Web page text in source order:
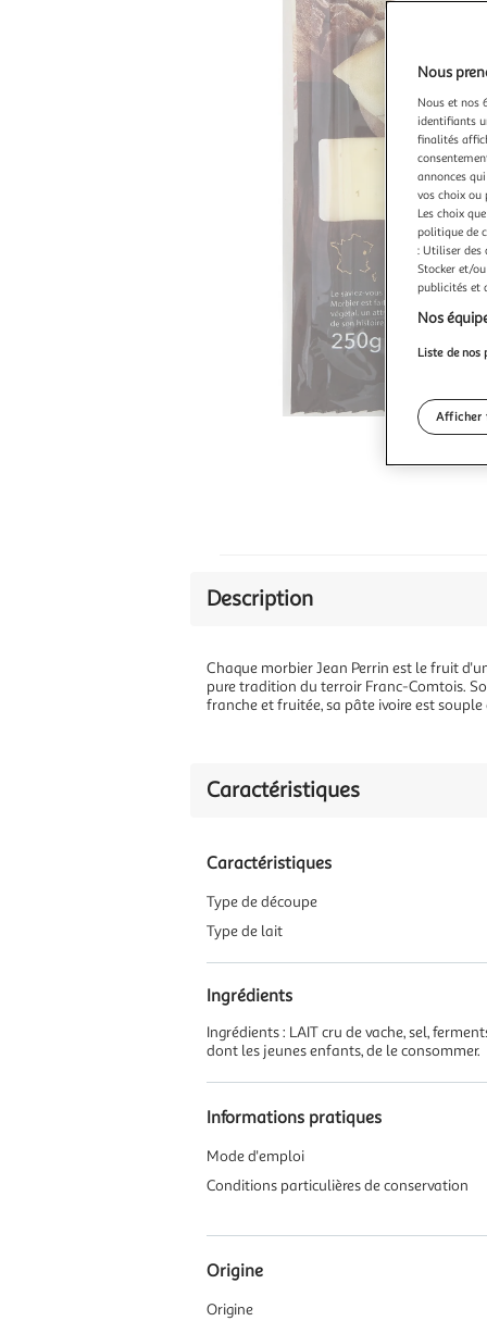
Description
Chaque morbier Jean Perrin est le fruit
pure tradition du terroir Franc-Comtois.
franche et fruitée, sa pâte ivoire est
Caractéristiques
Caractéristiques
Type de découpe
Type de lait
Ingrédients
Ingrédients : LAIT cru de vache, sel,
dont les jeunes enfants, de le consommer.
Informations pratiques
Mode d'emploi
Conditions particulières de conservation
Origine
Origine
Nous
Nous et nos
identifiants
finalités
annonces
vos choix ou
Les choix
politique de
: Utiliser des
Stocker et/
publicités et
Nos
Liste de nos
Afficher